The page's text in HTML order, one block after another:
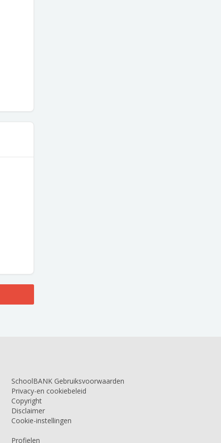
SchoolBANK Gebruiksvoorwaarden
Privacy-en cookiebeleid
Copyright
Disclaimer
Cookie-instellingen
Profielen